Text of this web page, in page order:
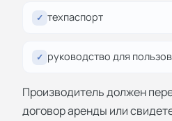
✓ техпаспорт
✓ руководство для
Производитель должен
договор аренды или